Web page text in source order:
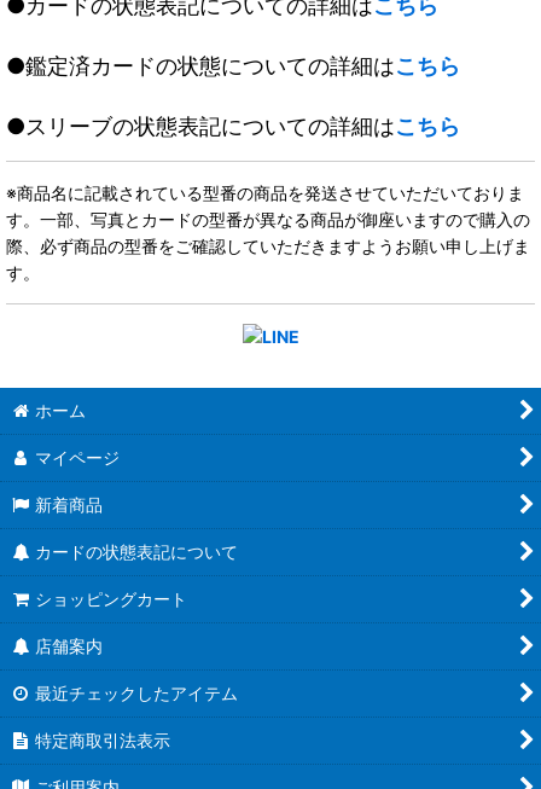
●カードの状態表記についての詳細はこちら
●鑑定済カードの状態についての詳細はこちら
●スリーブの状態表記についての詳細はこちら
※商品名に記載されている型番の商品を発送させていただいておりま
す。一部、写真とカードの型番が異なる商品が御座いますので購入の
際、必ず商品の型番をご確認していただきますようお願い申し上げま
す。
ホーム
マイページ
新着商品
カードの状態表記について
ショッピングカート
店舗案内
最近チェックしたアイテム
特定商取引法表示